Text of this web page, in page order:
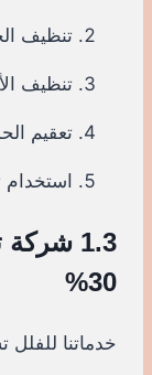
تنظيف
تنظيف
تعقيم
استخدام
1.3
30%
خدماتنا